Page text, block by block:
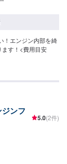
！エンジン内部を綺
す！<費用目安
ンフ
5.0(2件)